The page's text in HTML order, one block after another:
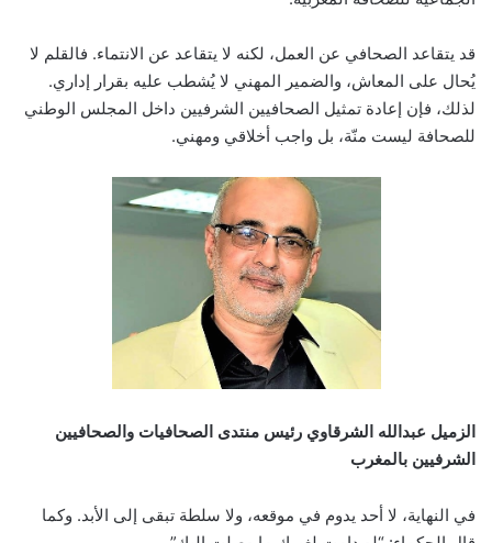
قد يتقاعد الصحافي عن العمل، لكنه لا يتقاعد عن الانتماء. فالقلم لا
يُحال على المعاش، والضمير المهني لا يُشطب عليه بقرار إداري.
لذلك، فإن إعادة تمثيل الصحافيين الشرفيين داخل المجلس الوطني
للصحافة ليست منّة، بل واجب أخلاقي ومهني.
الزميل عبدالله الشرقاوي رئيس منتدى الصحافيات والصحافيين
الشرفيين بالمغرب
في النهاية، لا أحد يدوم في موقعه، ولا سلطة تبقى إلى الأبد. وكما